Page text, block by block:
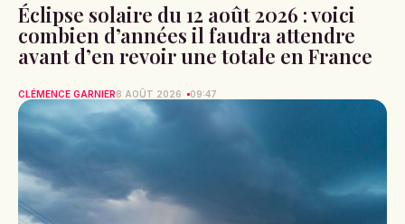
Éclipse solaire du 12 août 2026 : voici
combien d’années il faudra attendre
avant d’en revoir une totale en France
CLÉMENCE GARNIER8 AOÛT 2026 09:47